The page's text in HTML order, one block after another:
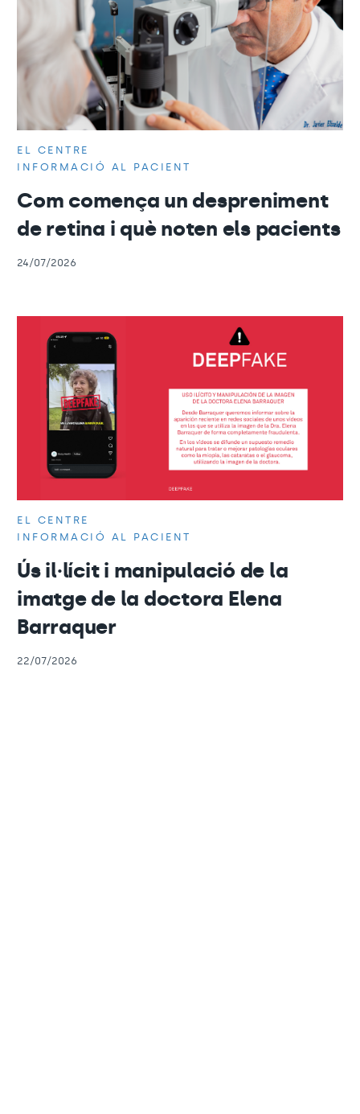
EL CENTRE
INFORMACIÓ AL PACIENT
Com comença un despreniment
de retina i què noten els pacients
24/07/2026
EL CENTRE
INFORMACIÓ AL PACIENT
Ús il·lícit i manipulació de la
imatge de la doctora Elena
Barraquer
22/07/2026